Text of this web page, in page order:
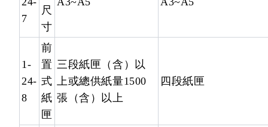
7
尺
寸
1-
24-
8
前
置
式
紙
匣
三段紙匣（含）以
上或總供紙量1500
張（含）以上
四段紙匣